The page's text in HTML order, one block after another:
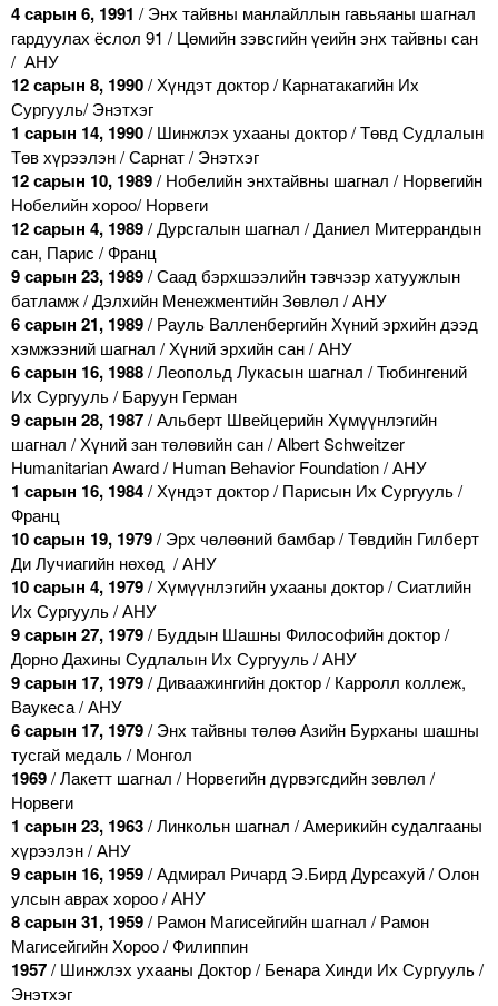
4 сарын 6, 1991 / Энх тайвны манлайллын гавьяаны шагнал
гардуулах ёслол 91 / Цөмийн зэвсгийн үеийн энх тайвны сан
/ АНУ
12 сарын 8, 1990/ Хүндэт доктор / Карнатакагийн Их
Сургууль/ Энэтхэг
1 сарын 14, 1990/ Шинжлэх ухааны доктор / Төвд Судлалын
Төв хүрээлэн / Сарнат / Энэтхэг
12 сарын 10, 1989/ Нобелийн энхтайвны шагнал / Норвегийн
Нобелийн хороо/ Норвеги
12 сарын 4, 1989/ Дурсгалын шагнал / Даниел Митеррандын
сан, Парис / Франц
9 сарын 23, 1989/ Саад бэрхшээлийн тэвчээр хатуужлын
батламж / Дэлхийн Менежментийн Зөвлөл / АНУ
6 сарын 21, 1989/ Рауль Валленбергийн Хүний эрхийн дээд
хэмжээний шагнал / Хүний эрхийн сан / АНУ
6 сарын 16, 1988/ Леопольд Лукасын шагнал / Тюбингений
Их Сургууль / Баруун Герман
9 сарын 28, 1987/ Альберт Швейцерийн Хүмүүнлэгийн
шагнал / Хүний зан төлөвийн сан / Albert Schweitzer
Humanitarian Award / Human Behavior Foundation / АНУ
1 сарын 16, 1984/ Хүндэт доктор / Парисын Их Сургууль /
Франц
10 сарын 19, 1979/ Эрх чөлөөний бамбар / Төвдийн Гилберт
Ди Лучиагийн нөхөд / АНУ
10 сарын 4, 1979/ Хүмүүнлэгийн ухааны доктор / Сиатлийн
Их Сургууль / АНУ
9 сарын 27, 1979/ Буддын Шашны Философийн доктор /
Дорно Дахины Судлалын Их Сургууль / АНУ
9 сарын 17, 1979/ Диваажингийн доктор / Карролл коллеж,
Ваукеса / АНУ
6 сарын 17, 1979/ Энх тайвны төлөө Азийн Бурханы шашны
тусгай медаль / Монгол
1969/ Лакетт шагнал / Норвегийн дүрвэгсдийн зөвлөл /
Норвеги
1 сарын 23, 1963/ Линкольн шагнал / Америкийн судалгааны
хүрээлэн / АНУ
9 сарын 16, 1959/ Адмирал Ричард Э.Бирд Дурсахуй / Олон
улсын аврах хороо / АНУ
8 сарын 31, 1959/ Рамон Магисейгийн шагнал / Рамон
Магисейгийн Хороо / Филиппин
1957/ Шинжлэх ухааны Доктор / Бенара Хинди Их Сургууль /
Энэтхэг